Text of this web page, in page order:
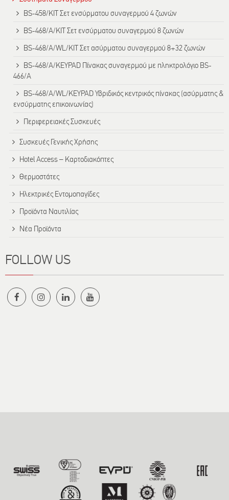
BS-458/KIT Σετ ενσύρματου συναγερμού 4 ζωνών
BS-468/A/KIT Σετ ενσύρματου συναγερμού 8 ζωνών
BS-468/A/WL/KIT Σετ ασύρματου συναγερμού 8+32 ζωνών
BS-468/A/KEYPAD Πίνακας συναγερμού με πληκτρολόγιο BS-
466/A
BS-468/A/WL/KEYPAD Υβριδικός κεντρικός πίνακας (ασύρματης &
ενσύρματης επικοινωνίας)
Περιφερειακές Συσκευές
Συσκευές Γενικής Χρήσης
Hotel Access – Καρτοδιακόπτες
Θερμοστάτες
Ηλεκτρικές Εντομοπαγίδες
Προϊόντα Ναυτιλίας
Νέα Προϊόντα
FOLLOW US